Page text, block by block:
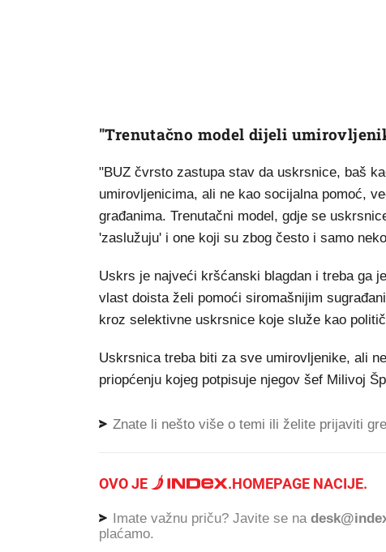
"Trenutačno model dijeli
"BUZ čvrsto zastupa stav da uskrsnice, baš
umirovljenicima, ali ne kao socijalna pomoć,
građanima. Trenutačni model, gdje se
'zaslužuju' i one koji su zbog često i samo
Uskrs je najveći kršćanski blagdan i treba ga
vlast doista želi pomoći siromašnijim
kroz selektivne uskrsnice koje služe kao
Uskrsnica treba biti za sve umirovljenike, ali
priopćenju kojeg potpisuje njegov šef Milivoj
Znate li nešto više o temi ili želite prijaviti
OVO JE .HOMEPAGE NACIJE.
Imate važnu priču? Javite se na
plaćamo.